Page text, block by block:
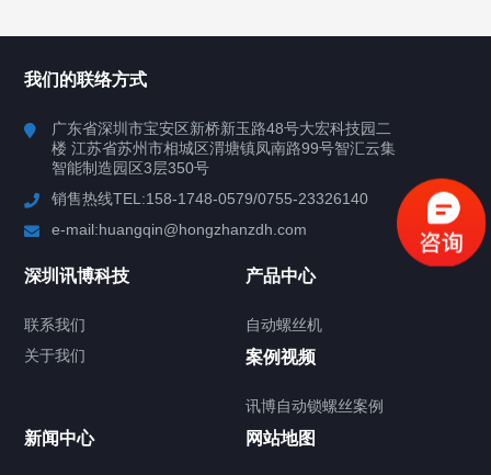
行业案例
联系我们
关于我们
我们的联络方式
广东省深圳市宝安区新桥新玉路48号大宏科技园二
楼 江苏省苏州市相城区渭塘镇凤南路99号智汇云集
智能制造园区3层350号
销售热线TEL:158-1748-0579/0755-23326140
e-mail:huangqin@hongzhanzdh.com
深圳讯博科技
联系我们
关于我们
产品中心
自动螺丝机
案例视频
讯博自动锁螺丝案例
新闻中心 网站地图